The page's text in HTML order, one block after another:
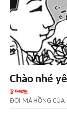
Chào nhé
ĐÔI MÁ HỒNG CỦA